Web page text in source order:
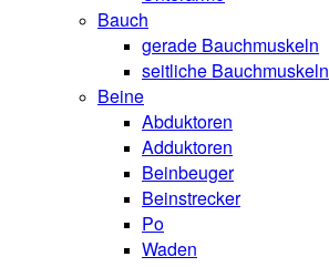
Bauch
gerade Bauchmuskeln
seitliche Bauchmuskeln
Beine
Abduktoren
Adduktoren
Beinbeuger
Beinstrecker
Po
Waden